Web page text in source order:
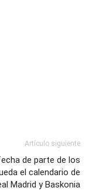
Artículo siguiente
de parte de los
el calendario de
Madrid y Baskonia